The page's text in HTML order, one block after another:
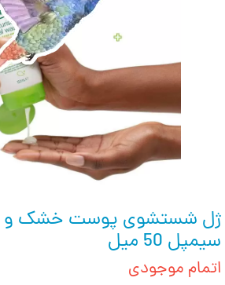
ژل شستشوی پوست خشک
سیمپل 50 میل
اتمام موجودی